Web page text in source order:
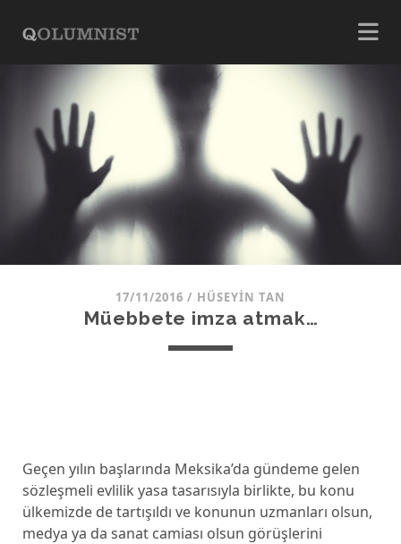
17/11/2016 / HÜSEYIN TAN
Müebbete imza atmak…
Geçen yılın başlarında Meksika’da gündeme gelen
sözleşmeli evlilik yasa tasarısıyla birlikte, bu konu
ülkemizde de tartışıldı ve konunun uzmanları olsun,
medya ya da sanat camiası olsun görüşlerini